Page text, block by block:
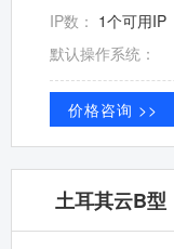
IP数： 1个可用IP
默认操作系统：
价格咨询 >>
土耳其云B型